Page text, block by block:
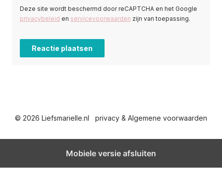
Deze site wordt beschermd door reCAPTCHA en het Google
privacybeleid en servicevoorwaarden zijn van toepassing.
© 2026 Liefsmarielle.nl privacy & Algemene voorwaarden
Mobiele versie afsluiten